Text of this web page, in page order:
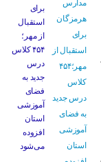
برای
استقبال
از مهر؛
۴۵۴ کلاس
درس
جدید به
فضای
آموزشی
استان
افزوده
می‌شود